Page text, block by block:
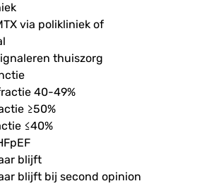
via polikliniek of
thuiszorg
40-49%
≥50%
≤40%
blijft
blijft bij second opinion